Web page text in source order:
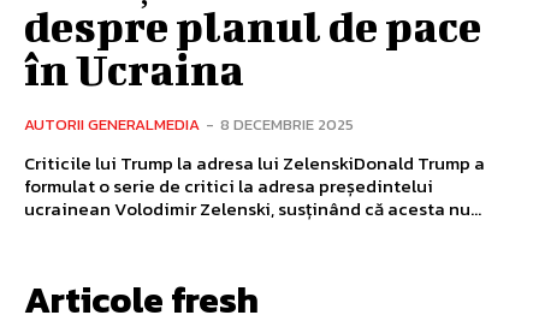
despre planul de pace
în Ucraina
AUTORII GENERALMEDIA - 8 DECEMBRIE 2025
Criticile lui Trump la adresa lui ZelenskiDonald Trump a
formulat o serie de critici la adresa președintelui
ucrainean Volodimir Zelenski, susținând că acesta nu...
Articole fresh